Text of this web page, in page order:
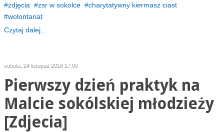
zdjęcia
zsr w sokolce
charytatywny kiermasz ciast
wolontariat
Czytaj dalej...
sobota, 24 listopad 2018 17:00
Pierwszy dzień praktyk na
Malcie sokólskiej młodzieży
[Zdjecia]